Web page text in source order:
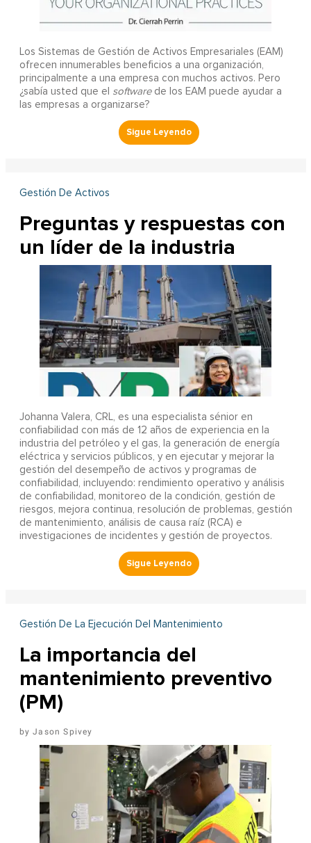
Los Sistemas de Gestión de Activos Empresariales (EAM)
ofrecen innumerables beneficios a una organización,
principalmente a una empresa con muchos activos. Pero
¿sabía usted que el softwarede los EAM puede ayudar a
las empresas a organizarse?
Gestión De Activos
Preguntas y respuestas con
un líder de la industria
Johanna Valera, CRL, es una especialista sénior en
confiabilidad con más de 12 años de experiencia en la
industria del petróleo y el gas, la generación de energía
eléctrica y servicios públicos, y en ejecutar y mejorar la
gestión del desempeño de activos y programas de
confiabilidad, incluyendo: rendimiento operativo y análisis
de confiabilidad, monitoreo de la condición, gestión de
riesgos, mejora continua, resolución de problemas, gestión
de mantenimiento, análisis de causa raíz (RCA) e
investigaciones de incidentes y gestión de proyectos.
Gestión De La Ejecución Del Mantenimiento
La importancia del
mantenimiento preventivo
(PM)
Jason Spivey